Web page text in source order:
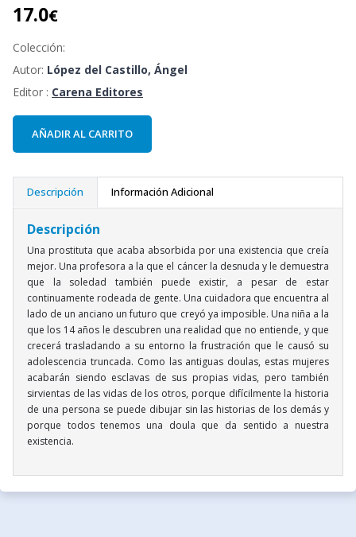
17.0€
Colección:
Autor: López del Castillo, Ángel
Editor : Carena Editores
AÑADIR AL CARRITO
Descripción Información Adicional
Descripción
Una prostituta que acaba absorbida por una existencia que creía
mejor. Una profesora a la que el cáncer la desnuda y le demuestra
que la soledad también puede existir, a pesar de estar
continuamente rodeada de gente. Una cuidadora que encuentra al
lado de un anciano un futuro que creyó ya imposible. Una niña a la
que los 14 años le descubren una realidad que no entiende, y que
crecerá trasladando a su entorno la frustración que le causó su
adolescencia truncada. Como las antiguas doulas, estas mujeres
acabarán siendo esclavas de sus propias vidas, pero también
sirvientas de las vidas de los otros, porque difícilmente la historia
de una persona se puede dibujar sin las historias de los demás y
porque todos tenemos una doula que da sentido a nuestra
existencia.